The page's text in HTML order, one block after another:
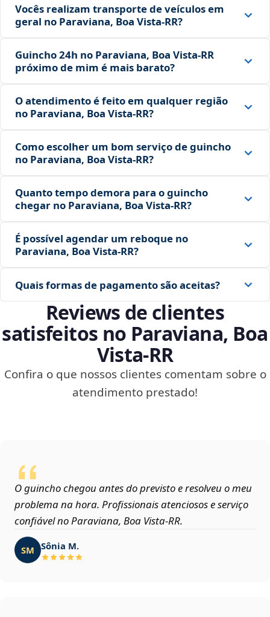
Vocês realizam transporte de veículos em
geral no Paraviana, Boa Vista‑RR?
Guincho 24h no Paraviana, Boa Vista‑RR
próximo de mim é mais barato?
O atendimento é feito em qualquer região
no Paraviana, Boa Vista‑RR?
Como escolher um bom serviço de guincho
no Paraviana, Boa Vista‑RR?
Quanto tempo demora para o guincho
chegar no Paraviana, Boa Vista‑RR?
É possível agendar um reboque no
Paraviana, Boa Vista‑RR?
Quais formas de pagamento são aceitas?
Reviews de clientes
satisfeitos no Paraviana, Boa
Vista‑RR
Confira o que nossos clientes comentam sobre o
atendimento prestado!
O guincho chegou antes do previsto e resolveu o meu
problema na hora. Profissionais atenciosos e serviço
confiável no Paraviana, Boa Vista‑RR.
SM Sônia M.